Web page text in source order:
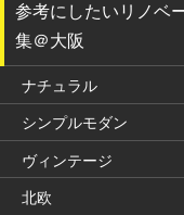
参考にしたいリノベ
集＠大阪
ナチュラル
シンプルモダン
ヴィンテージ
北欧